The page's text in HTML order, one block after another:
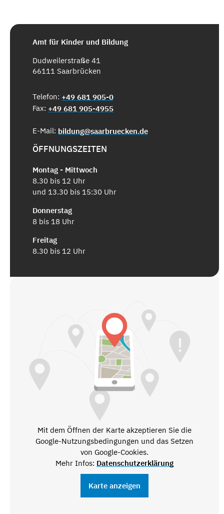
Amt für Kinder und Bildung
Dudweilerstraße 41
66111 Saarbrücken
Telefon: +49 681 905-0
Fax: +49 681 905-4955
E-Mail: bildung@saarbruecken.de
ÖFFNUNGSZEITEN
Montag - Mittwoch
8.30 bis 12 Uhr
und 13.30 bis 15:30 Uhr
Donnerstag
8 bis 18 Uhr
Freitag
8.30 bis 12 Uhr
Mit dem Öffnen der Karte akzeptieren Sie die
Google-Nutzungsbedingungen und das Setzen
von Google-Cookies.
Mehr Infos: Datenschutzerklärung
Karte anzeigen